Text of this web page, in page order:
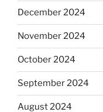
December 2024
November 2024
October 2024
September 2024
August 2024